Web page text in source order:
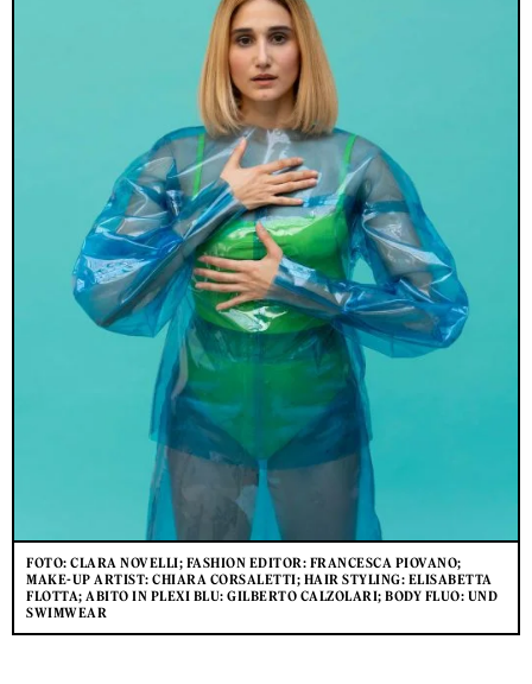
FOTO: CLARA NOVELLI; FASHION EDITOR: FRANCESCA PIOVANO;
MAKE-UP ARTIST: CHIARA CORSALETTI; HAIR STYLING: ELISABETTA
FLOTTA; ABITO IN PLEXI BLU: GILBERTO CALZOLARI; BODY FLUO: UND
SWIMWEAR